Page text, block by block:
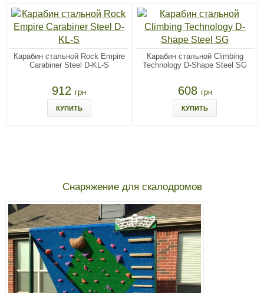
Карабин стальной Rock Empire
Carabiner Steel D-KL-S
912грн
КУПИТЬ
Карабин стальной Climbing
Technology D-Shape Steel SG
608 грн
КУПИТЬ
Снаряжение для скалодромов